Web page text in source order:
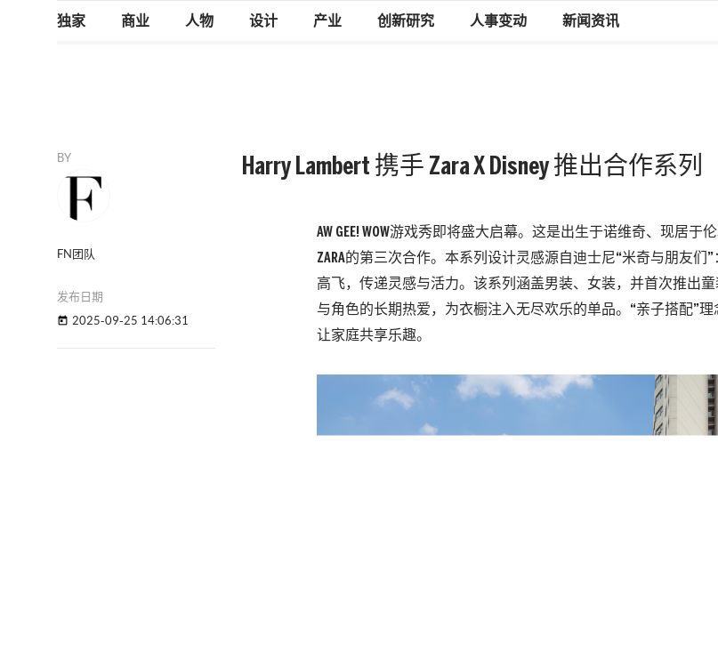
独家 商业 人物 设计 产业 创新研究 人事变动 新闻资讯
BY
FN团队
发布日期
today 2025-09-25 14:06:31
Harry Lambert 携手 Zara X Disney 推出合作系列
AW GEE! WOW游戏秀即将盛大启幕。 这是出生于诺维奇、现居于
ZARA的第三次合作。本系列设计灵感源自迪士尼“米奇与朋友们
高飞，传递灵感与活力。该系列涵盖男装、女装，并首次推出
与角色的长期热爱，为衣橱注入无尽欢乐的单品。“亲子搭配”
让家庭共享乐趣。